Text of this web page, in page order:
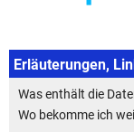
Erläuterungen,
Was enthält die
Wo bekomme ich